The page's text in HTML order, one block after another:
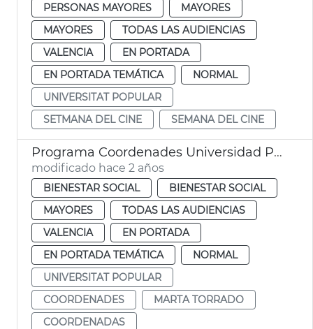
PERSONAS MAYORES
MAYORES
MAYORES
TODAS LAS AUDIENCIAS
VALENCIA
EN PORTADA
EN PORTADA TEMÁTICA
NORMAL
UNIVERSITAT POPULAR
SETMANA DEL CINE
SEMANA DEL CINE
Programa Coordenades Universidad Popular
modificado hace 2 años
BIENESTAR SOCIAL
BIENESTAR SOCIAL
MAYORES
TODAS LAS AUDIENCIAS
VALENCIA
EN PORTADA
EN PORTADA TEMÁTICA
NORMAL
UNIVERSITAT POPULAR
COORDENADES
MARTA TORRADO
COORDENADAS